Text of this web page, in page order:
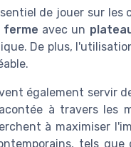
de jouer sur
ferme avec un
De plus,
également servir
à travers les
à maximiser
tels